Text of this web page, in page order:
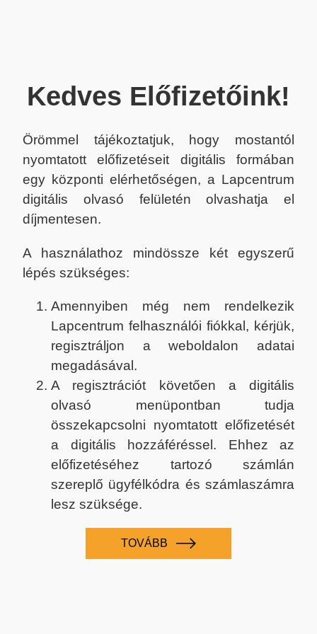
Kedves Előfizetőink!
Örömmel tájékoztatjuk, hogy mostantól
nyomtatott előfizetéseit digitális formában
egy központi elérhetőségen, a Lapcentrum
digitális olvasó felületén olvashatja el
díjmentesen.
A használathoz mindössze két egyszerű
lépés szükséges:
Amennyiben még nem rendelkezik
Lapcentrum felhasználói fiókkal, kérjük,
regisztráljon a weboldalon adatai
megadásával.
A regisztrációt követően a digitális
olvasó menüpontban tudja
összekapcsolni nyomtatott előfizetését
a digitális hozzáféréssel. Ehhez az
előfizetéséhez tartozó számlán
szereplő ügyfélkódra és számlaszámra
lesz szüksége.
TOVÁBB